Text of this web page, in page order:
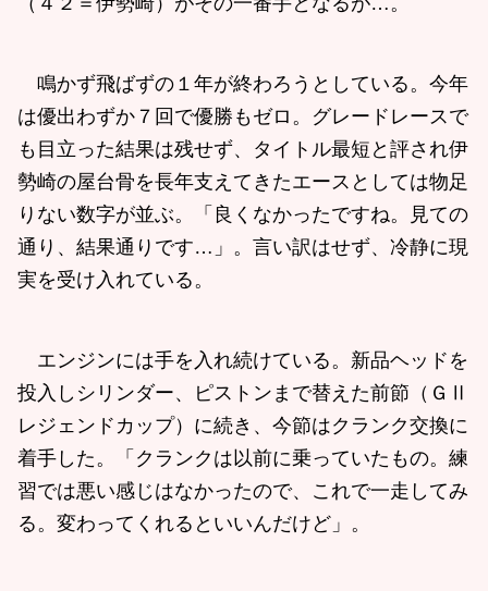
鳴かず飛ばずの１年が終わろうとしている。今年
は優出わずか７回で優勝もゼロ。グレードレースで
も目立った結果は残せず、タイトル最短と評され伊
勢崎の屋台骨を長年支えてきたエースとしては物足
りない数字が並ぶ。「良くなかったですね。見ての
通り、結果通りです…」。言い訳はせず、冷静に現
実を受け入れている。
エンジンには手を入れ続けている。新品ヘッドを
投入しシリンダー、ピストンまで替えた前節（ＧⅡ
レジェンドカップ）に続き、今節はクランク交換に
着手した。「クランクは以前に乗っていたもの。練
習では悪い感じはなかったので、これで一走してみ
る。変わってくれるといいんだけど」。